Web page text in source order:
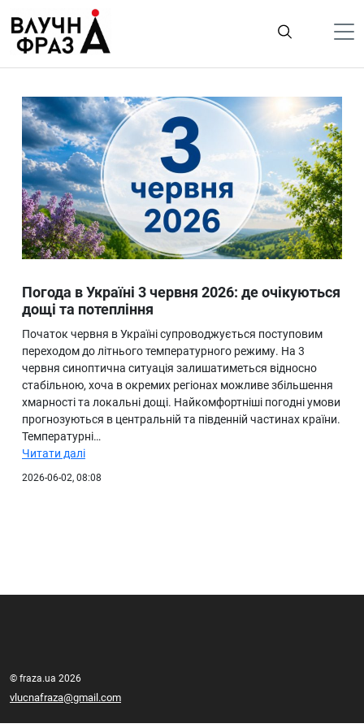
содержимому
Гроші
Життя
Лайфстайл
ТехноНаука
Людина
Ukraine
Про нас
Погода в Україні 3 червня 2026: де очікуються
дощі та потепління
Початок червня в Україні супроводжується поступовим
переходом до літнього температурного режиму. На 3
червня синоптична ситуація залишатиметься відносно
стабільною, хоча в окремих регіонах можливе збільшення
хмарності та локальні дощі. Найкомфортніші погодні умови
прогнозуються в центральній та південній частинах країни.
Температурні…
Читати далі
2026-06-02, 08:08
© fraza.ua 2026
vlucnafraza@gmail.com